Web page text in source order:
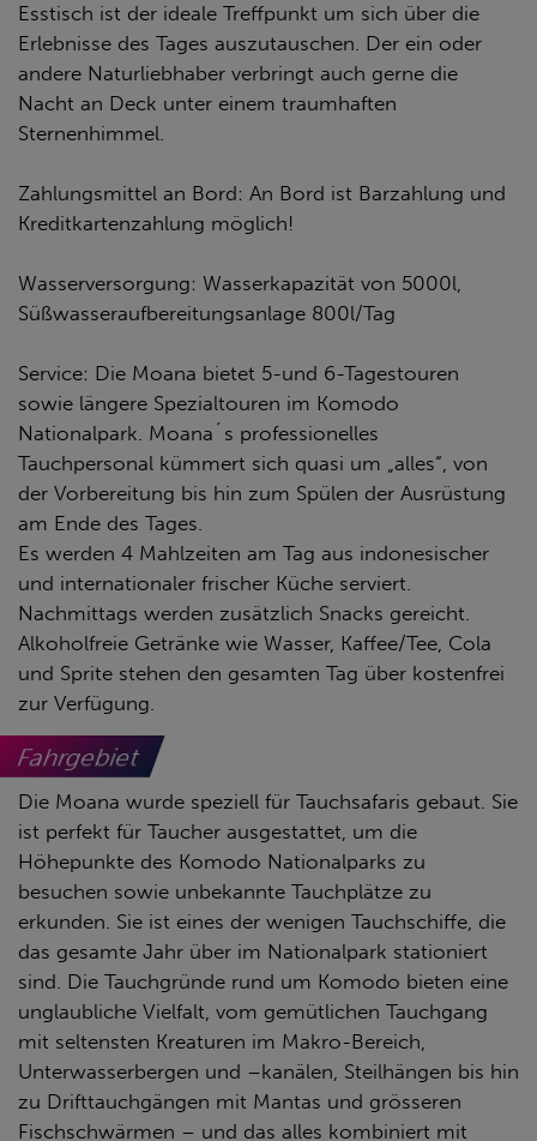
Esstisch ist der ideale Treffpunkt um sich über die
Erlebnisse des Tages auszutauschen. Der ein oder
andere Naturliebhaber verbringt auch gerne die
Nacht an Deck unter einem traumhaften
Sternenhimmel.
Zahlungsmittel an Bord: An Bord ist Barzahlung und
Kreditkartenzahlung möglich!
Wasserversorgung: Wasserkapazität von 5000l,
Süßwasseraufbereitungsanlage 800l/Tag
Service: Die Moana bietet 5-und 6-Tagestouren
sowie längere Spezialtouren im Komodo
Nationalpark. Moana´s professionelles
Tauchpersonal kümmert sich quasi um „alles“, von
der Vorbereitung bis hin zum Spülen der Ausrüstung
am Ende des Tages.
Es werden 4 Mahlzeiten am Tag aus indonesischer
und internationaler frischer Küche serviert.
Nachmittags werden zusätzlich Snacks gereicht.
Alkoholfreie Getränke wie Wasser, Kaffee/Tee, Cola
und Sprite stehen den gesamten Tag über kostenfrei
zur Verfügung.
Fahrgebiet
Die Moana wurde speziell für Tauchsafaris gebaut. Sie
ist perfekt für Taucher ausgestattet, um die
Höhepunkte des Komodo Nationalparks zu
besuchen sowie unbekannte Tauchplätze zu
erkunden. Sie ist eines der wenigen Tauchschiffe, die
das gesamte Jahr über im Nationalpark stationiert
sind. Die Tauchgründe rund um Komodo bieten eine
unglaubliche Vielfalt, vom gemütlichen Tauchgang
mit seltensten Kreaturen im Makro-Bereich,
Unterwasserbergen und –kanälen, Steilhängen bis hin
zu Drifttauchgängen mit Mantas und grösseren
Fischschwärmen – und das alles kombiniert mit